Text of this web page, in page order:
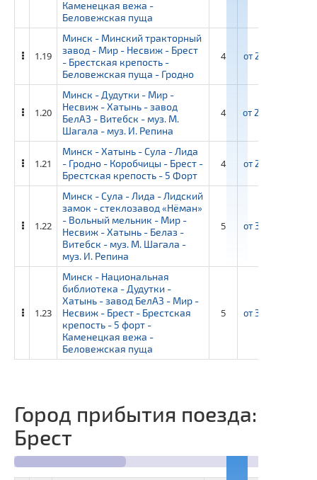
Каменецкая вежа -
Беловежская пуща
1.19
Минск - Минский тракторный
завод - Мир - Несвиж - Брест
- Брестская крепость -
Беловежская пуща - Гродно
4 от28 350 ₽
1.20
Минск - Дудутки - Мир -
Несвиж - Хатынь - завод
БелАЗ - Витебск - муз. М.
Шагала - муз. И. Репина
4 от29 800 ₽
1.21
Минск - Хатынь - Сула - Лида
- Гродно - Коробчицы - Брест -
Брестская крепость - 5 Форт
4 от29 050 ₽
1.22
Минск - Сула - Лида - Лидский
замок - стеклозавод «Нёман»
- Вольный мельник - Мир -
Несвиж - Хатынь - Белаз -
Витебск - муз. М. Шагала -
муз. И. Репина
5 от37 950 ₽
1.23
Минск - Национальная
библиотека - Дудутки -
Хатынь - завод БелАЗ - Мир -
Несвиж - Брест - Брестская
крепость - 5 форт -
Каменецкая вежа -
Беловежская пуща
5 от36 500 ₽
Город прибытия поезда:
Брест